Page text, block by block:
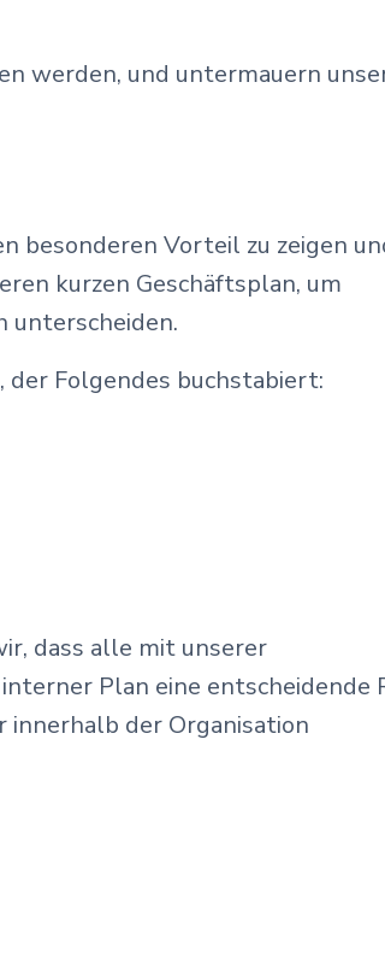
werden, und untermauern
besonderen Vorteil zu zeigen
kurzen Geschäftsplan, um
unterscheiden.
Folgendes buchstabiert:
dass alle mit unserer
Plan eine entscheidende
der Organisation